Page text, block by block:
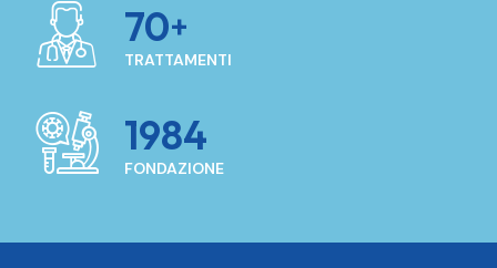
70
TRATTAMENTI
1984
FONDAZIONE